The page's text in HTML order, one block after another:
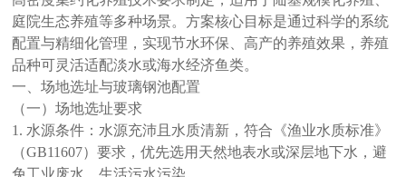
庭院生态养殖等多种场景。方案核心目标是通过科学的系统
配置与精细化管理，实现节水环保、高产的养殖效果，养殖
品种可灵活适配淡水或海水经济鱼类。
一 、场地选址与玻璃钢池配置
（一）场地选址要求
1. 水源条件：水源充沛且水质清新，符合《渔业水质标准》
（GB11607）要求，优先选用天然地表水或深层地下水，避
免工业废水、生活污水污染。